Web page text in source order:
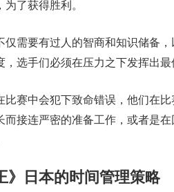
了获得胜利。
仅需要有过人的智商和知识储备
选手们必须在压力之下发挥出最
比赛中会犯下致命错误，他们在
而接连严密的准备工作，或者是
》日本的时间管理策略